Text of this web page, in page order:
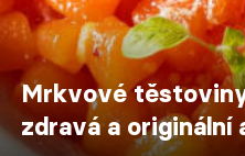
Mrkvové
zdravá a